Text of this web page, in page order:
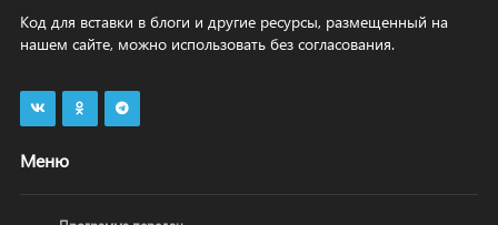
Код для вставки в блоги и другие ресурсы, размещенный на
нашем сайте, можно использовать без согласования.
Меню